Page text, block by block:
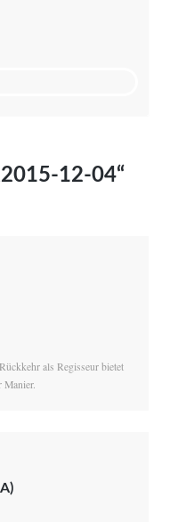
12-04“
als Regisseur bietet
Manier.